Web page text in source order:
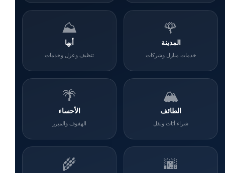
🌹
المدينة
خدمات منازل وشركات
⛰️
أبها
تنظيف وعزل وخدمات
🏔️
الطائف
شراء أثاث ونقل
🌴
الأحساء
الهفوف والمبرز
🌆
🌾